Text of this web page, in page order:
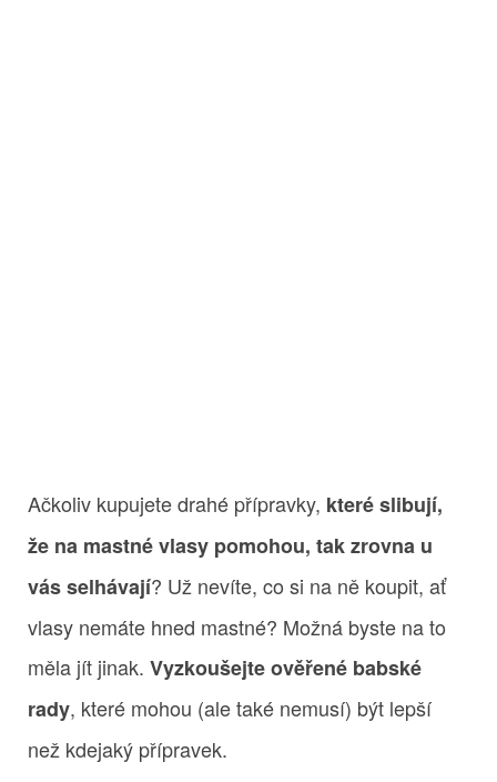
Ačkoliv kupujete drahé přípravky, které slibují,
že na mastné vlasy pomohou, tak zrovna u
vás selhávají? Už nevíte, co si na ně koupit, ať
vlasy nemáte hned mastné? Možná byste na to
měla jít jinak. Vyzkoušejte ověřené babské
rady, které mohou (ale také nemusí) být lepší
než kdejaký přípravek.